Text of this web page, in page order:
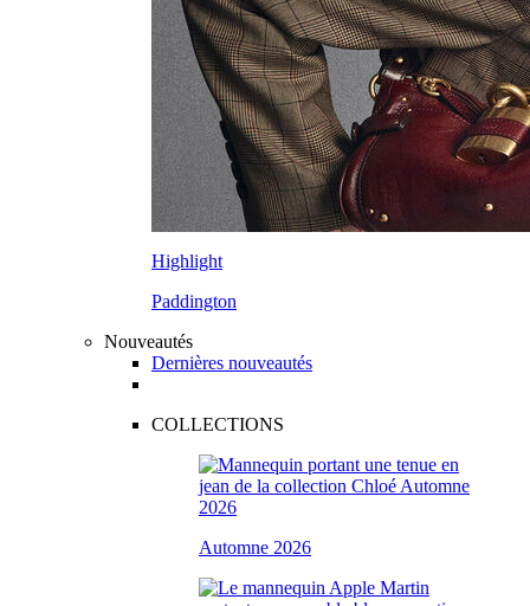
Highlight
Paddington
Nouveautés
Dernières nouveautés
COLLECTIONS
Automne 2026